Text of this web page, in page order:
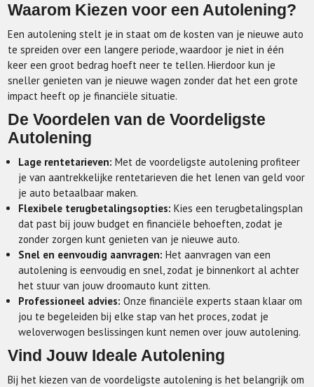
Waarom Kiezen voor een Autolening?
Een autolening stelt je in staat om de kosten van je nieuwe auto
te spreiden over een langere periode, waardoor je niet in één
keer een groot bedrag hoeft neer te tellen. Hierdoor kun je
sneller genieten van je nieuwe wagen zonder dat het een grote
impact heeft op je financiële situatie.
De Voordelen van de Voordeligste
Autolening
Lage rentetarieven: Met de voordeligste autolening profiteer
je van aantrekkelijke rentetarieven die het lenen van geld voor
je auto betaalbaar maken.
Flexibele terugbetalingsopties: Kies een terugbetalingsplan
dat past bij jouw budget en financiële behoeften, zodat je
zonder zorgen kunt genieten van je nieuwe auto.
Snel en eenvoudig aanvragen: Het aanvragen van een
autolening is eenvoudig en snel, zodat je binnenkort al achter
het stuur van jouw droomauto kunt zitten.
Professioneel advies: Onze financiële experts staan klaar om
jou te begeleiden bij elke stap van het proces, zodat je
weloverwogen beslissingen kunt nemen over jouw autolening.
Vind Jouw Ideale Autolening
Bij het kiezen van de voordeligste autolening is het belangrijk om